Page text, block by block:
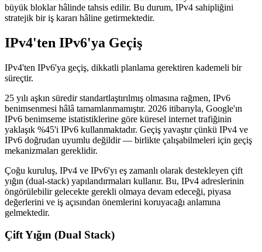
büyük bloklar hâlinde tahsis edilir. Bu durum, IPv4 sahipliğini
stratejik bir iş kararı hâline getirmektedir.
IPv4'ten IPv6'ya Geçiş
IPv4'ten IPv6'ya geçiş, dikkatli planlama gerektiren kademeli bir
süreçtir.
25 yılı aşkın süredir standartlaştırılmış olmasına rağmen, IPv6
benimsenmesi hâlâ tamamlanmamıştır. 2026 itibarıyla, Google'ın
IPv6 benimseme istatistiklerine göre küresel internet trafiğinin
yaklaşık %45'i IPv6 kullanmaktadır. Geçiş yavaştır çünkü IPv4 ve
IPv6 doğrudan uyumlu değildir — birlikte çalışabilmeleri için geçiş
mekanizmaları gereklidir.
Çoğu kuruluş, IPv4 ve IPv6'yı eş zamanlı olarak destekleyen çift
yığın (dual-stack) yapılandırmaları kullanır. Bu, IPv4 adreslerinin
öngörülebilir gelecekte gerekli olmaya devam edeceği, piyasa
değerlerini ve iş açısından önemlerini koruyacağı anlamına
gelmektedir.
Çift Yığın (Dual Stack)